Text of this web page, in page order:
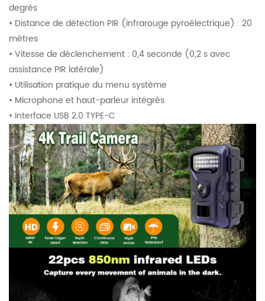
degrés
• Distance de détection PIR (infrarouge pyroélectrique) : 20
mètres
• Vitesse de déclenchement : 0,4 seconde (0,2 s avec
assistance PIR latérale)
• Utilisation pratique du menu système
• Microphone et haut-parleur intégrés
• Interface USB 2.0 TYPE-C